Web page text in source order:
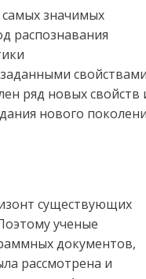
значимых
распознавания
ряд новых свойств
нового
существующих
ученые
документов,
рассмотрена и